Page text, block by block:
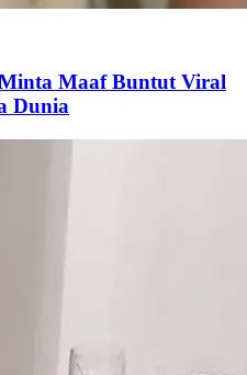
Maaf Buntut Viral
Dunia